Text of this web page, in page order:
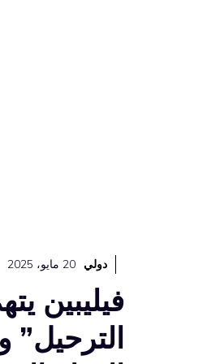
دولي 20 مايو، 2025
فيليبين
الترحيل”